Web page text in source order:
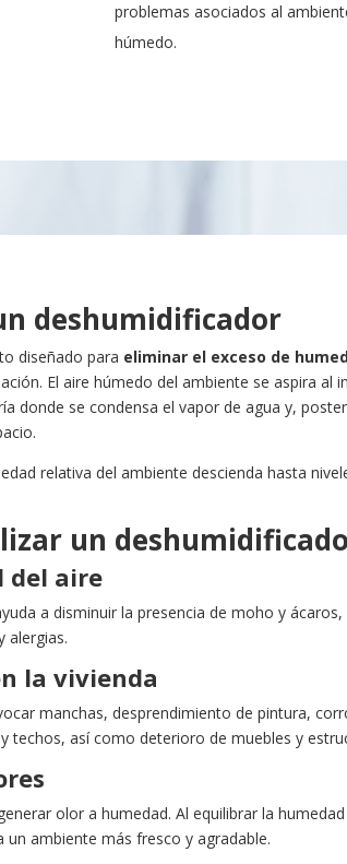
problemas asociados al
húmedo.
deshumidificador
diseñado para eliminar el exceso de
El aire húmedo del ambiente se aspira al
donde se condensa el vapor de agua y,
relativa del ambiente descienda hasta
un
del aire
a disminuir la presencia de moho y ácaros,
alergias.
la vivienda
manchas, desprendimiento de pintura,
techos, así como deterioro de muebles y
olor a humedad. Al equilibrar la
ambiente más fresco y agradable.